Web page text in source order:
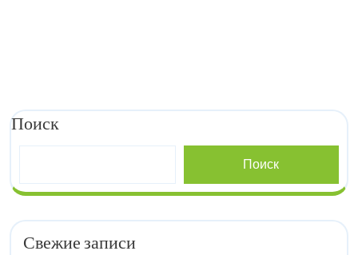
Поиск
Поиск
Свежие записи